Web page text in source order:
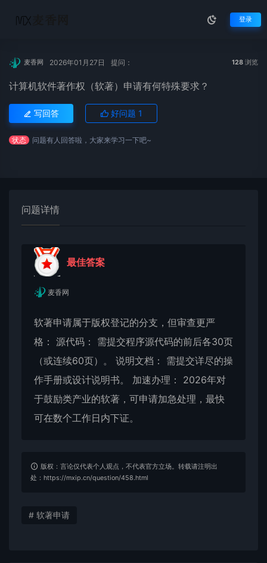
登录
麦香网 2026年01月27日 提问： 128 浏览
计算机软件著作权（软著）申请有何特殊要求？
写回答 好问题 1
状态 问题有人回答啦，大家来学习一下吧~
问题详情
最佳答案
麦香网
软著申请属于版权登记的分支，但审查更严
格： 源代码： 需提交程序源代码的前后各30页
（或连续60页）。 说明文档： 需提交详尽的操
作手册或设计说明书。 加速办理： 2026年对
于鼓励类产业的软著，可申请加急处理，最快
可在数个工作日内下证。
版权：言论仅代表个人观点，不代表官方立场。转载请注明出
处：https://mxip.cn/question/458.html
# 软著申请